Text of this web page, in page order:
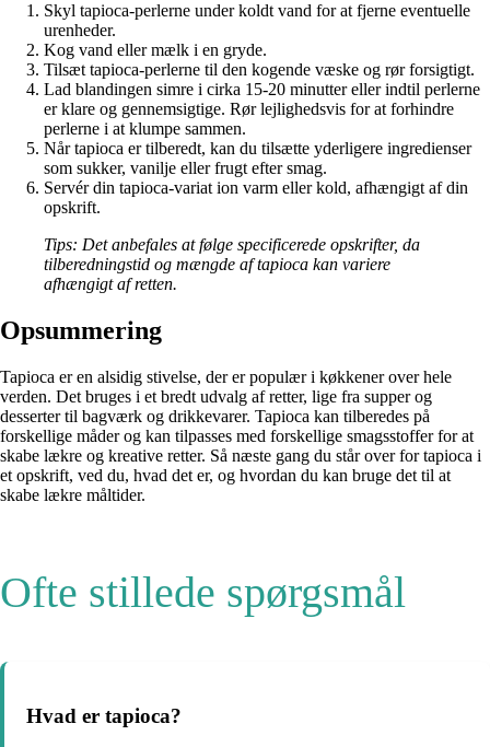
Skyl tapioca-perlerne under koldt vand for at fjerne eventuelle
urenheder.
Kog vand eller mælk i en gryde.
Tilsæt tapioca-perlerne til den kogende væske og rør forsigtigt.
Lad blandingen simre i cirka 15-20 minutter eller indtil perlerne
er klare og gennemsigtige. Rør lejlighedsvis for at forhindre
perlerne i at klumpe sammen.
Når tapioca er tilberedt, kan du tilsætte yderligere ingredienser
som sukker, vanilje eller frugt efter smag.
Servér din tapioca-variat ion varm eller kold, afhængigt af din
opskrift.
Tips: Det anbefales at følge specificerede opskrifter, da
tilberedningstid og mængde af tapioca kan variere
afhængigt af retten.
Opsummering
Tapioca er en alsidig stivelse, der er populær i køkkener over hele
verden. Det bruges i et bredt udvalg af retter, lige fra supper og
desserter til bagværk og drikkevarer. Tapioca kan tilberedes på
forskellige måder og kan tilpasses med forskellige smagsstoffer for at
skabe lækre og kreative retter. Så næste gang du står over for tapioca i
et opskrift, ved du, hvad det er, og hvordan du kan bruge det til at
skabe lækre måltider.
Ofte stillede spørgsmål
Hvad er tapioca?